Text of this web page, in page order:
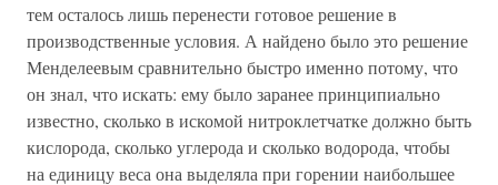
тем осталось лишь перенести готовое решение в
производственные условия. А найдено было это решение
Менделеевым сравнительно быстро именно потому, что
он знал, что искать: ему было заранее принципиально
известно, сколько в искомой нитроклетчатке должно быть
кислорода, сколько углерода и сколько водорода, чтобы
на единицу веса она выделяла при горении наибольшее